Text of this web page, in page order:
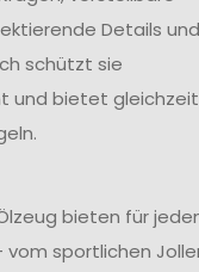
Details und
schützt sie
und bietet
bieten für
vom sportlichen